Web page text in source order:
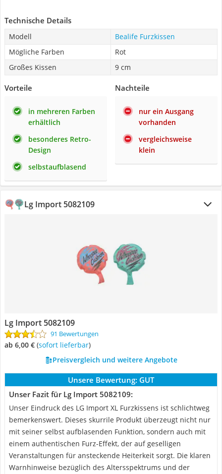
Technische Details
Modell
Bealife Furzkissen
Mögliche Farben
Rot
Großes Kissen
9 cm
Vorteile
in mehreren Farben
erhältlich
besonderes Retro-
Design
selbstaufblasend
Nachteile
nur ein Ausgang
vorhanden
vergleichsweise
klein
Lg Import 5082109
Lg Import 5082109
91 Bewertungen
ab 6,00 € ( Sofort lieferbar)
Preisvergleich und weitere Angebote
Unsere Bewertung: GUT
Unser Fazit für Lg Import 5082109:
Unser Eindruck des LG Import XL Furzkissens ist schlichtweg
bemerkenswert. Dieses skurrile Produkt überzeugt nicht nur
mit seiner selbst aufblasenden Funktion, sondern auch mit
einem authentischen Furz-Effekt, der auf geselligen
Veranstaltungen für ansteckende Heiterkeit sorgt. Die klaren
Warnhinweise bezüglich des Altersspektrums und der